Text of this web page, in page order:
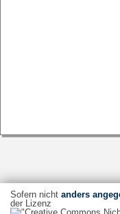
Sofern nicht anders
der Lizenz